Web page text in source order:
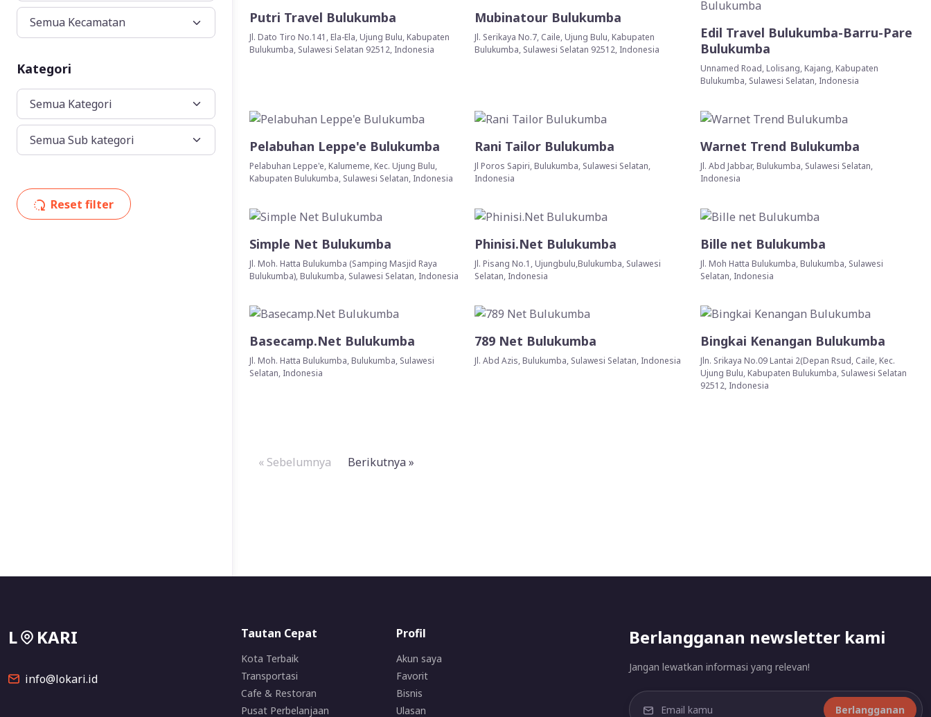
Kategori
Reset filter
Putri Travel Bulukumba
Jl. Dato Tiro No.141, Ela-Ela, Ujung Bulu, Kabupaten
Bulukumba, Sulawesi Selatan 92512, Indonesia
Mubinatour Bulukumba
Jl. Serikaya No.7, Caile, Ujung Bulu, Kabupaten
Bulukumba, Sulawesi Selatan 92512, Indonesia
Edil Travel Bulukumba-Barru-Pare
Bulukumba
Unnamed Road, Lolisang, Kajang, Kabupaten
Bulukumba, Sulawesi Selatan, Indonesia
Pelabuhan Leppe'e Bulukumba
Pelabuhan Leppe'e, Kalumeme, Kec. Ujung Bulu,
Kabupaten Bulukumba, Sulawesi Selatan, Indonesia
Rani Tailor Bulukumba
Jl Poros Sapiri, Bulukumba, Sulawesi Selatan,
Indonesia
Warnet Trend Bulukumba
Jl. Abd Jabbar, Bulukumba, Sulawesi Selatan,
Indonesia
Simple Net Bulukumba
Jl. Moh. Hatta Bulukumba (Samping Masjid Raya
Bulukumba), Bulukumba, Sulawesi Selatan, Indonesia
Phinisi.Net Bulukumba
Jl. Pisang No.1, Ujungbulu,Bulukumba, Sulawesi
Selatan, Indonesia
Bille net Bulukumba
Jl. Moh Hatta Bulukumba, Bulukumba, Sulawesi
Selatan, Indonesia
Basecamp.Net Bulukumba
Jl. Moh. Hatta Bulukumba, Bulukumba, Sulawesi
Selatan, Indonesia
789 Net Bulukumba
Jl. Abd Azis, Bulukumba, Sulawesi Selatan, Indonesia
Bingkai Kenangan Bulukumba
Jln. Srikaya No.09 Lantai 2(Depan Rsud, Caile, Kec.
Ujung Bulu, Kabupaten Bulukumba, Sulawesi Selatan
92512, Indonesia
« Sebelumnya Berikutnya »
L KARI
info@lokari.id
Tautan Cepat
Kota Terbaik
Transportasi
Cafe & Restoran
Pusat Perbelanjaan
Profil
Akun saya
Favorit
Bisnis
Ulasan
Berlangganan newsletter kami
Jangan lewatkan informasi yang relevan!
Berlangganan